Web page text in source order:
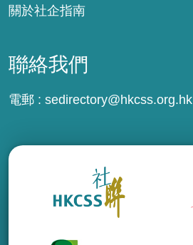
關於社企指南
聯絡我們
電郵 : sedirectory@hkcss.org.hk